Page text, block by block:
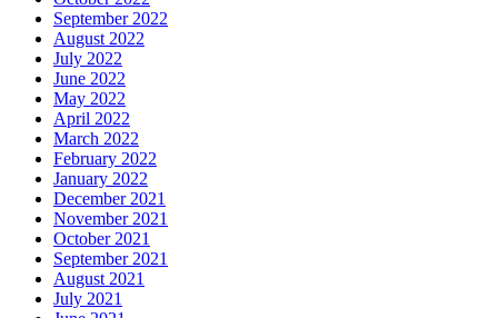
September 2022
August 2022
July 2022
June 2022
May 2022
April 2022
March 2022
February 2022
January 2022
December 2021
November 2021
October 2021
September 2021
August 2021
July 2021